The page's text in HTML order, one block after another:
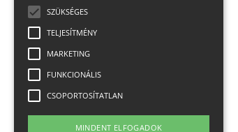
SZÜKSÉGES
TELJESÍTMÉNY
MARKETING
FUNKCIONÁLIS
CSOPORTOSÍTATLAN
MINDENT ELFOGADOK